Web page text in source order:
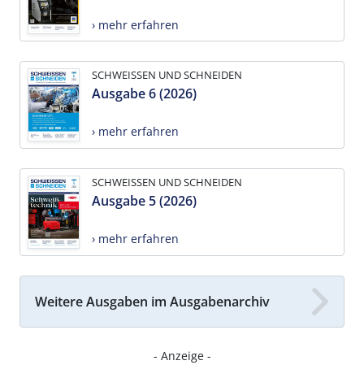
› mehr erfahren
SCHWEISSEN UND SCHNEIDEN
Ausgabe 6 (2026)
› mehr erfahren
SCHWEISSEN UND SCHNEIDEN
Ausgabe 5 (2026)
› mehr erfahren
Weitere Ausgaben im Ausgabenarchiv
- Anzeige -